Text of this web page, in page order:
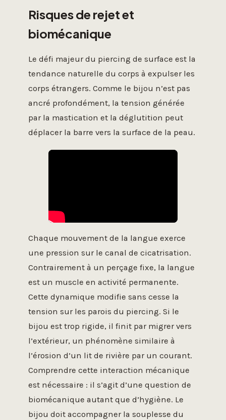
Risques de rejet et
biomécanique
Le défi majeur du piercing de surface est la
tendance naturelle du corps à expulser les
corps étrangers. Comme le bijou n’est pas
ancré profondément, la tension générée
par la mastication et la déglutition peut
déplacer la barre vers la surface de la peau.
Chaque mouvement de la langue exerce
une pression sur le canal de cicatrisation.
Contrairement à un perçage fixe, la langue
est un muscle en activité permanente.
Cette dynamique modifie sans cesse la
tension sur les parois du piercing. Si le
bijou est trop rigide, il finit par migrer vers
l’extérieur, un phénomène similaire à
l’érosion d’un lit de rivière par un courant.
Comprendre cette interaction mécanique
est nécessaire : il s’agit d’une question de
biomécanique autant que d’hygiène. Le
bijou doit accompagner la souplesse du